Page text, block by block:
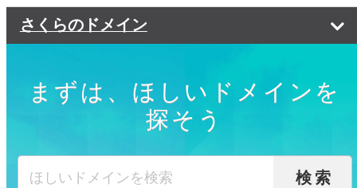
さくらのドメイン
ドメインの選び方
会社に最適な選び方
よくある質問
まずは、ほしいドメインを
探そう
検索